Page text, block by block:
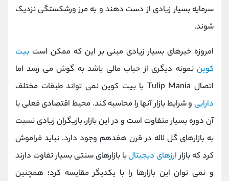
سرمایه بسیار زیادی از دست دهند و به مرز ورشکستگی نزدیک
شوند.
امروزه خبرهای بسیار زیادی مبنی بر این که ممکن است بیت
کوین نمونه دیگری از حباب مالی باشد به گوش می رسد اما
اتصال Tulip Mania با بیت کوین نمی‌ تواند طبقات مختلف
دارایی و شرایط بازار آنها را محاسبه کند. محیط اقتصادی فعلی با
آن دوره بسیار متفاوت است و در این بازار، بازیگران زیادی نسبت
به بازارهای گل لاله در قرن هفدهم وجود دارد. نباید فراموش
کرد که بازارارزهای دیجیتالبا بازارهای سنتی بسیار تفاوت دارند
و نمی توان این بازارها را با یکدیگر مقایسه کرد؛ همچنین